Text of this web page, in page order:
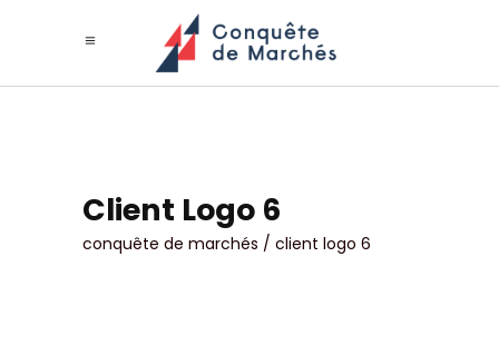
Client Logo 6
conquête de marchés / client logo 6